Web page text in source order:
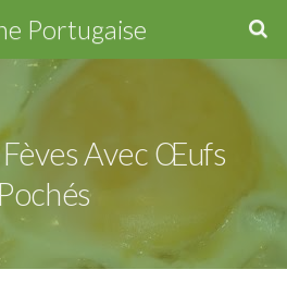
Portugaise
Fèves Avec Œufs